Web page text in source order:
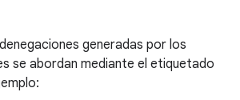
generadas por los
se abordan mediante el etiquetado